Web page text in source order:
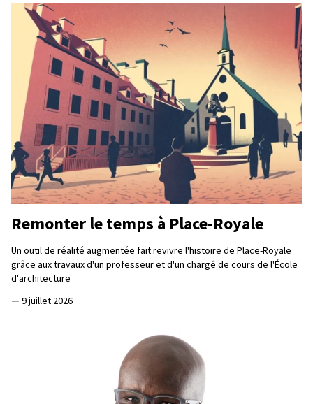
Remonter le temps à Place-Royale
Un outil de réalité augmentée fait revivre l'histoire de Place-Royale
grâce aux travaux d'un professeur et d'un chargé de cours de l'École
d'architecture
— 9 juillet 2026